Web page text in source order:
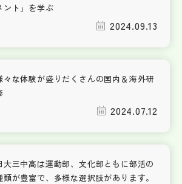
ント」を学ぶ
2024.09.13
々な体験が盛りだくさんの国内＆海外研
2024.07.12
大三中高は運動部、文化部ともに部活の
類が豊富で、多様な選択肢があります。